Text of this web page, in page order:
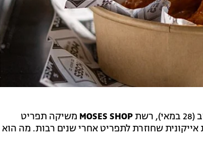
MOSES SHOP משיקה תפריט
שחוזרת לתפריט אחרי שנים רבות. מה הוא